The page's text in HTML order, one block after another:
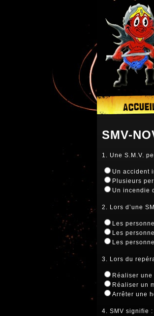
SMV-
1. Une S.M.V.
Un accident
Plusieurs
Un incendie
2. Lors d’une
Les
Les
Les
3. Lors du
Réaliser une
Réaliser un
Arrêter une
4. SMV signifie :